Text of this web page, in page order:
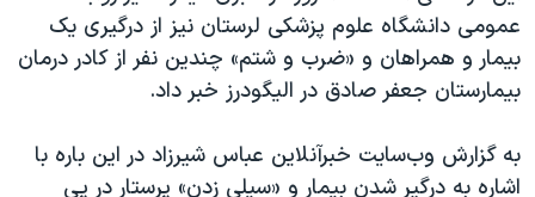
عمومی دانشگاه علوم پزشکی لرستان نیز از درگیری یک
بیمار و همراهان و «ضرب و شتم» چندین نفر از کادر درمان
بیمارستان جعفر صادق در الیگودرز خبر داد.
به گزارش وب‌سایت خبرآنلاین عباس شیرزاد در این باره با
اشاره به درگیر شدن بیمار و «سیلی زدن» پرستار در پی